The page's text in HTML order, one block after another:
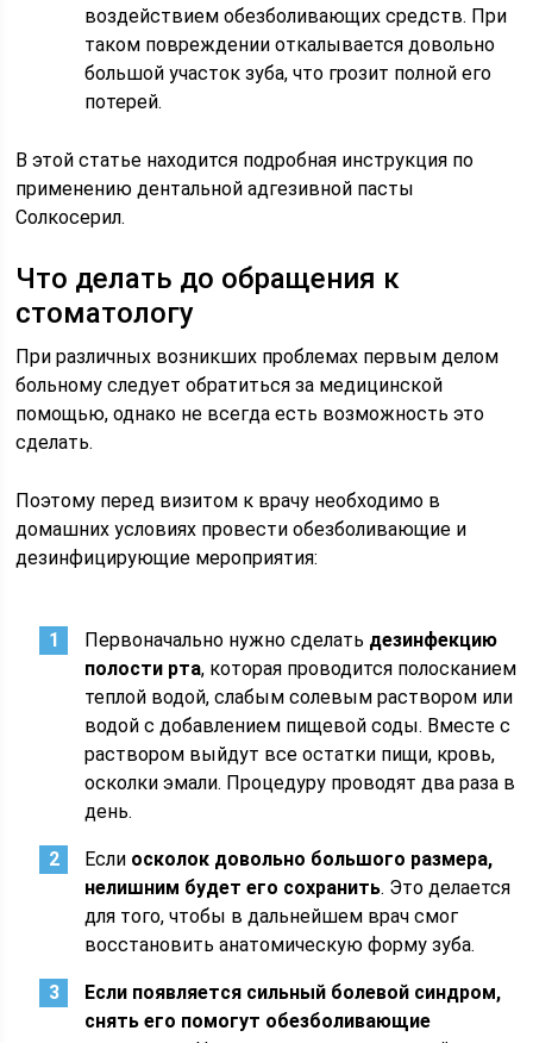
воздействием обезболивающих средств. При
таком повреждении откалывается довольно
большой участок зуба, что грозит полной его
потерей.
В этой статье находится подробная инструкция по
применению дентальной адгезивной пасты
Солкосерил.
Что делать до обращения к
стоматологу
При различных возникших проблемах первым делом
больному следует обратиться за медицинской
помощью, однако не всегда есть возможность это
сделать.
Поэтому перед визитом к врачу необходимо в
домашних условиях провести обезболивающие и
дезинфицирующие мероприятия:
Первоначально нужно сделать дезинфекцию
полости рта, которая проводится полосканием
теплой водой, слабым солевым раствором или
водой с добавлением пищевой соды. Вместе с
раствором выйдут все остатки пищи, кровь,
осколки эмали. Процедуру проводят два раза в
день.
Если осколок довольно большого размера,
нелишним будет его сохранить. Это делается
для того, чтобы в дальнейшем врач смог
восстановить анатомическую форму зуба.
Если появляется сильный болевой синдром,
снять его помогут обезболивающие